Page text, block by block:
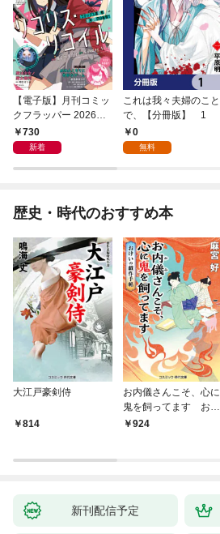
【電子版】月刊コミッ
クフラッパー 2026年9
月号730
新着
これは我々夫婦のこと
で、【分冊版】 1
0
無料
歴史・時代のおすすめ本
大江戸豪剣侍
814
お内儀さんこそ、心に
鬼を飼ってます おけ
いの戯作手帖
924
新刊配信予定